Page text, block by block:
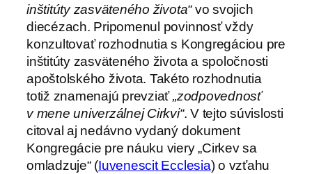
inštitúty zasväteného života“vo svojich
diecézach. Pripomenul povinnosť vždy
konzultovať rozhodnutia s Kongregáciou pre
inštitúty zasväteného života a spoločnosti
apoštolského života. Takéto rozhodnutia
totiž znamenajú prevziať„zodpovednosť
v mene univerzálnej Cirkvi“. V tejto súvislosti
citoval aj nedávno vydaný dokument
Kongregácie pre náuku viery „Cirkev sa
omladzuje“ (Iuvenescit Ecclesia) o vzťahu